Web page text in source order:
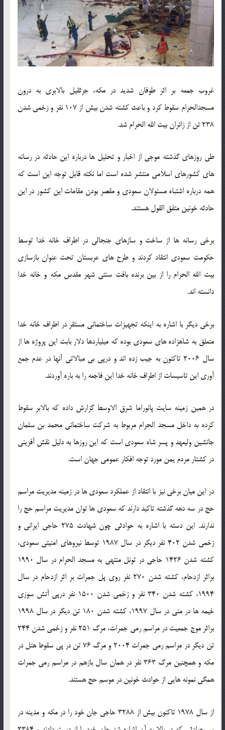
غروب جمعه بر اثر طوفان شدید در مکه، جرثقیل بالابری به درون
مسجدالحرام سقوط کرد و باعث کشته شدن بیش از 107 نفر و زخمی شدن
238 تن از زائران بیت الله الحرام شد.
طی روزهای گذشته موجی از اخبار و تحلیل ها درباره این حادثه در رسانه
های کشورهای اسلامی منتشر شده است اما نکته قابل توجه این است که
همه درباره اشتباه مسئولان سعودی و مقصر بودن مقامات این کشور در این
حادثه خونین متفق القول هستند.
برخی رسانه ها از ساخت و سازهای جنجالی در اطراف خانه خدا توسط
حکومت سعودی انتقاد کردند و طرح های عربستان تحت عنوان بازسازی
بیت الله الحرام را از بین برنده بافت سنتی شهر مقدس مکه و خانه خدا
دانسته اند.
برخی دیگر با اشاره به اینکه تجهیزات ساختمانی مستقر در اطراف خانه خدا
متعلق به شاهزاده های سعودی بوده که میلیاردها دلار بابت این پروژه ها از
سال 2006 تاکنون به جیب زده اند و درپی بی مبالاتی آنها در عدم جمع
آوری این تاسیسات از اطراف خانه خدا این فاجعه را به باره آوردند.
در همین زمینه سایت پانوراما شرق الاوسط گزارش داده که بالابر سقوط
کرده به داخل مسجد الحرام مربوط به شرکت ساختمانی محمد بن سلمان
جانشین ولیعهد و پسر شاه سعودی است که این روزها به دلیل نقش آفرینی
در کشتار مردم یمن مورد توجه افکار عمومی جهان است.
در این میان برخی نیز با انتقاد از عملکرد سعودی ها در زمینه مدیریت مراسم
حج در سه دهه گذشته تاکید دارند که سعودی ها توان مدیریت مراسم حج را
ندارند. این دسته با اشاره به حوادثی چون شهادت 275 حاجی ایرانی و
زخمی شدن 402 نفر دیگر در سال 1987 توسط نیروهای امنیتی سعودی،
کشته شدن 1426 حاجی در تونل منتهی به مسجد الحرام در سال 1990
براثر ازدحام، کشته شدن 270 نفر روی پل جمرات بر اثر ازدحام در سال
1994، کشته شدن 340 نفر و زخمی شدن 1500 نفر درپی آتش سوزی
خیمه ها در منی در سال 1997، کشته شدن 180 تن دیگر در سال 1998
براثر موج جمعیت در مراسم رمی جمرات، مرگ 251 نفر و زخمی شدن 244
تن دیگر در مراسم رمی جمرات 2004 و مرگ 76 تن در پی سقوط هتل در
مکه و همچنین مرگ 363 نفر در همان سال بازهم در مراسم رمی جمرات
همگی نمونه هایی از حوادث خونین در موسم حج هستند.
از سال 1978 تاکنون بیش از 3288 حاجی جان خود را در مکه و مدینه در